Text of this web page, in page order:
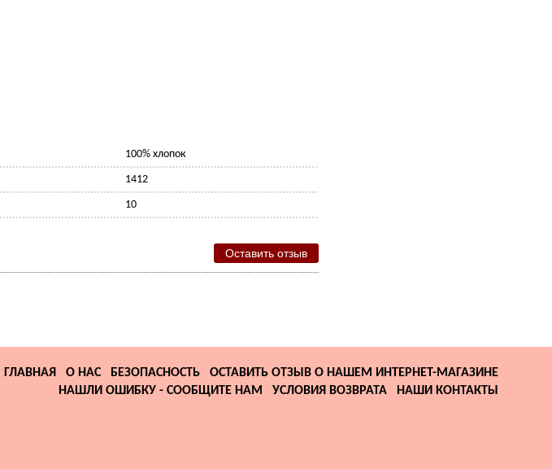
100% хлопок
1412
10
Оставить отзыв
ГЛАВНАЯ О НАС БЕЗОПАСНОСТЬ
ОСТАВИТЬ ОТЗЫВ О НАШЕМ ИНТЕРНЕТ-МАГАЗИНЕ
НАШЛИ ОШИБКУ - СООБЩИТЕ НАМ
УСЛОВИЯ ВОЗВРАТА НАШИ КОНТАКТЫ